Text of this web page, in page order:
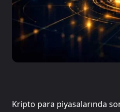
Kripto para piyasalarında